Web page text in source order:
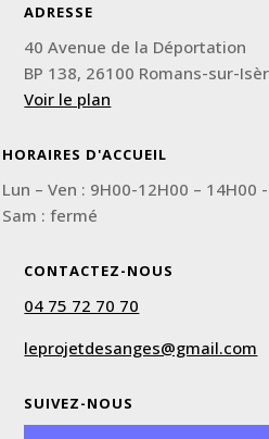
ADRESSE
40 Avenue de la Déportation
BP 138, 26100 Romans-sur-
Voir le plan
HORAIRES D'ACCUEIL
Lun – Ven : 9H00-12H00 – 14H00
Sam : fermé
CONTACTEZ-NOUS
04 75 72 70 70
leprojetdesanges@gmail.com
SUIVEZ-NOUS